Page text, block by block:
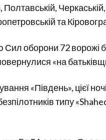
Полтавській,
та
Сил оборони 72 ворожі
«на
«Південь», цієї
типу